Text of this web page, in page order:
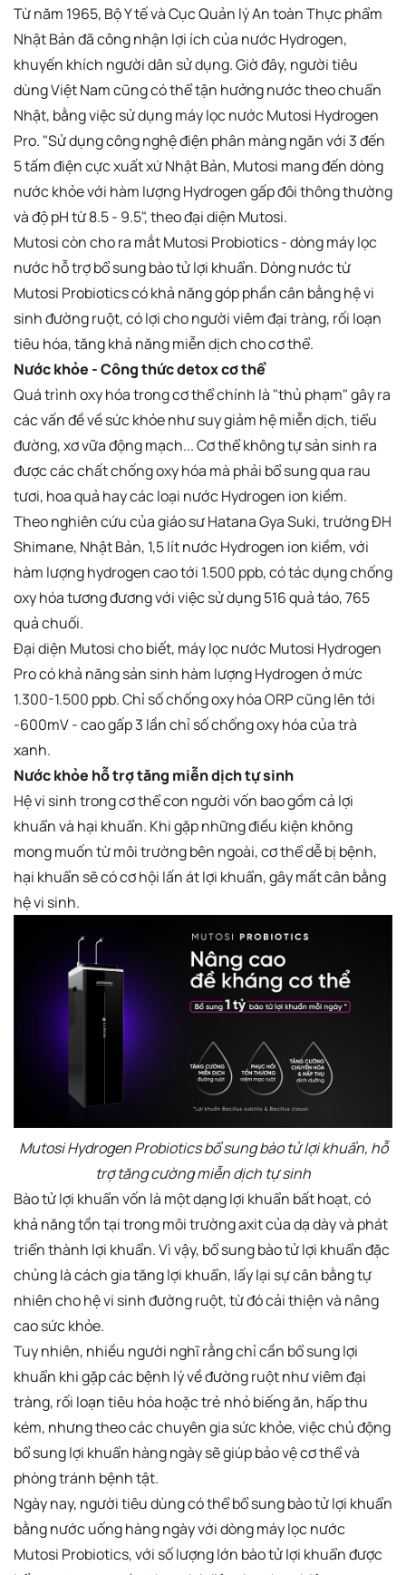
Từ năm 1965, Bộ Y tế và Cục Quản lý An toàn Thực phẩm
Nhật Bản đã công nhận lợi ích của nước Hydrogen,
khuyến khích người dân sử dụng. Giờ đây, người tiêu
dùng Việt Nam cũng có thể tận hưởng nước theo chuẩn
Nhật, bằng việc sử dụng máy lọc nước Mutosi Hydrogen
Pro. "Sử dụng công nghệ điện phân màng ngăn với 3 đến
5 tấm điện cực xuất xứ Nhật Bản, Mutosi mang đến dòng
nước khỏe với hàm lượng Hydrogen gấp đôi thông thường
và độ pH từ 8.5 - 9.5", theo đại diện Mutosi.
Mutosi còn cho ra mắt Mutosi Probiotics - dòng máy lọc
nước hỗ trợ bổ sung bào tử lợi khuẩn. Dòng nước từ
Mutosi Probiotics có khả năng góp phần cân bằng hệ vi
sinh đường ruột, có lợi cho người viêm đại tràng, rối loạn
tiêu hóa, tăng khả năng miễn dịch cho cơ thể.
Nước khỏe - Công thức detox cơ thể
Quá trình oxy hóa trong cơ thể chính là "thủ phạm" gây ra
các vấn đề về sức khỏe như suy giảm hệ miễn dịch, tiểu
đường, xơ vữa động mạch... Cơ thể không tự sản sinh ra
được các chất chống oxy hóa mà phải bổ sung qua rau
tươi, hoa quả hay các loại nước Hydrogen ion kiềm.
Theo nghiên cứu của giáo sư Hatana Gya Suki, trường ĐH
Shimane, Nhật Bản, 1,5 lít nước Hydrogen ion kiềm, với
hàm lượng hydrogen cao tới 1.500 ppb, có tác dụng chống
oxy hóa tương đương với việc sử dụng 516 quả táo, 765
quả chuối.
Đại diện Mutosi cho biết, máy lọc nước Mutosi Hydrogen
Pro có khả năng sản sinh hàm lượng Hydrogen ở mức
1.300-1.500 ppb. Chỉ số chống oxy hóa ORP cũng lên tới
-600mV - cao gấp 3 lần chỉ số chống oxy hóa của trà
xanh.
Nước khỏe hỗ trợ tăng miễn dịch tự sinh
Hệ vi sinh trong cơ thể con người vốn bao gồm cả lợi
khuẩn và hại khuẩn. Khi gặp những điều kiện không
mong muốn từ môi trường bên ngoài, cơ thể dễ bị bệnh,
hại khuẩn sẽ có cơ hội lấn át lợi khuẩn, gây mất cân bằng
hệ vi sinh.
Mutosi Hydrogen Probiotics bổ sung bào tử lợi khuẩn, hỗ
trợ tăng cường miễn dịch tự sinh
Bào tử lợi khuẩn vốn là một dạng lợi khuẩn bất hoạt, có
khả năng tồn tại trong môi trường axit của dạ dày và phát
triển thành lợi khuẩn. Vì vậy, bổ sung bào tử lợi khuẩn đặc
chủng là cách gia tăng lợi khuẩn, lấy lại sự cân bằng tự
nhiên cho hệ vi sinh đường ruột, từ đó cải thiện và nâng
cao sức khỏe.
Tuy nhiên, nhiều người nghĩ rằng chỉ cần bổ sung lợi
khuẩn khi gặp các bệnh lý về đường ruột như viêm đại
tràng, rối loạn tiêu hóa hoặc trẻ nhỏ biếng ăn, hấp thu
kém, nhưng theo các chuyên gia sức khỏe, việc chủ động
bổ sung lợi khuẩn hàng ngày sẽ giúp bảo vệ cơ thể và
phòng tránh bệnh tật.
Ngày nay, người tiêu dùng có thể bổ sung bào tử lợi khuẩn
bằng nước uống hàng ngày với dòng máy lọc nước
Mutosi Probiotics, với số lượng lớn bào tử lợi khuẩn được